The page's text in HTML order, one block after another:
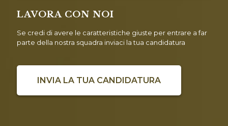
LAVORA CON NOI
Se credi di avere le caratteristiche giuste per entrare a far
parte della nostra squadra inviaci la tua candidatura
INVIA LA TUA CANDIDATURA